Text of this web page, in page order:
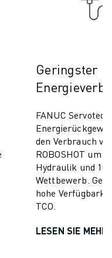
Geringster
FANUC
den Verbrauch
ROBOSHOT um
Hydraulik und
Wettbewerb.
hohe
TCO.
LESEN SIE MEHR